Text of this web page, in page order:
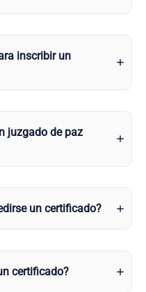
inscribir un
juzgado de paz
un certificado?
certificado?